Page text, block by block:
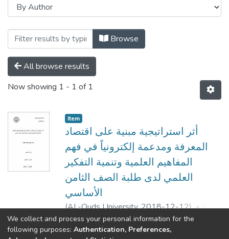
Browse
All browse results
Now showing 1 - 1 of 1
Item
أثر استراتيجية مبنية على اقتصاد
المعرفة ومدعمة إلكترونياً في فهم
المفاهيم العلمية وتنمية التفكير
العلمي لدى طلبة الصف الثامن
الأساسي
(AL-Quds University,2018-12-12)فادي
يوسف عوده مليحات;Fadi Yousef Odeh
Mlaihat; إيناس ناصر;.عفيف زيدان;محمود
Show more
We collect and process your personal information for the
following purposes: Authentication, Preferences,